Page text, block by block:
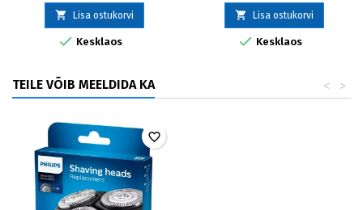
 Lisa ostukorvi
 Kesklaos
 Lisa ostukorvi
 Kesklaos
TEILE VÕIB MEELDIDA KA >
<
favorite_border